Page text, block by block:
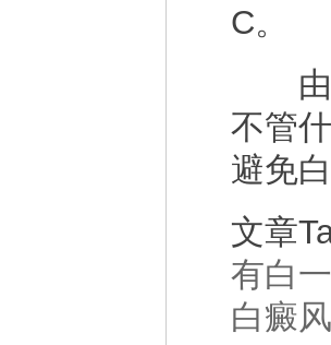
C。
由于
不管
避免
文章
有白
白癜风